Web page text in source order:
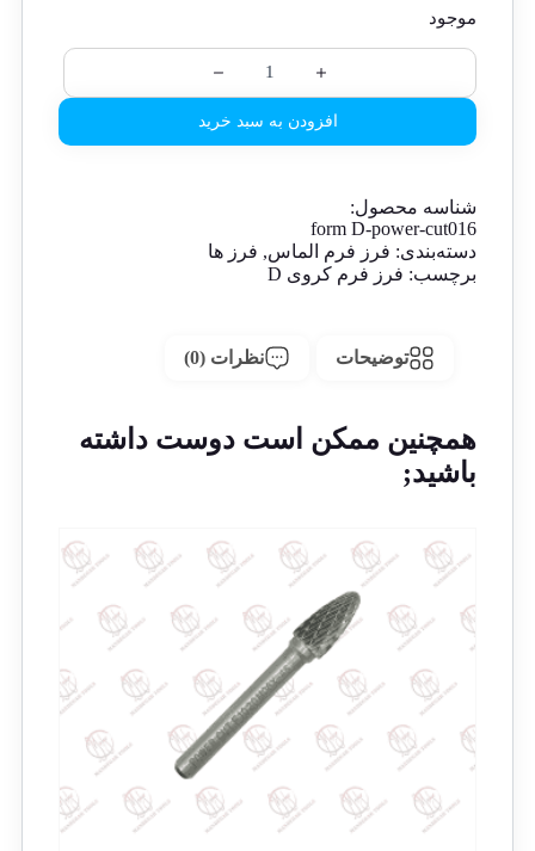
موجود
افزودن به سبد خرید
شناسه محصول:
form D-power-cut016
دسته‌بندی: فرز فرم الماس, فرز ها
برچسب: فرز فرم کروی D
توضیحات نظرات (0)
همچنین ممکن است دوست داشته
باشید;